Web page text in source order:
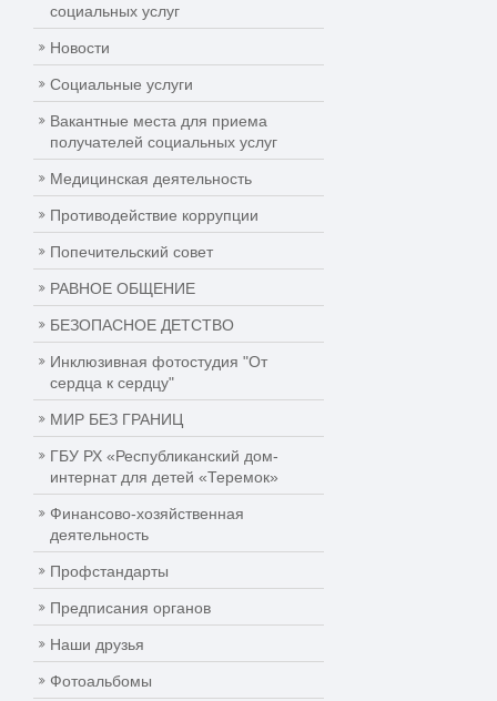
социальных услуг
Новости
Социальные услуги
Вакантные места для приема
получателей социальных услуг
Медицинская деятельность
Противодействие коррупции
Попечительский совет
РАВНОЕ ОБЩЕНИЕ
БЕЗОПАСНОЕ ДЕТСТВО
Инклюзивная фотостудия "От
сердца к сердцу"
МИР БЕЗ ГРАНИЦ
ГБУ РХ «Республиканский дом-
интернат для детей «Теремок»
Финансово-хозяйственная
деятельность
Профстандарты
Предписания органов
Наши друзья
Фотоальбомы